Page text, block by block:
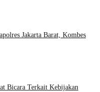
Jakarta Barat, Kombes
Bicara Terkait Kebijakan